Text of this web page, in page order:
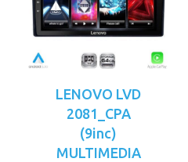
LENOVO LVD
2081_CPA
(9inc)
MULTIMEDIA